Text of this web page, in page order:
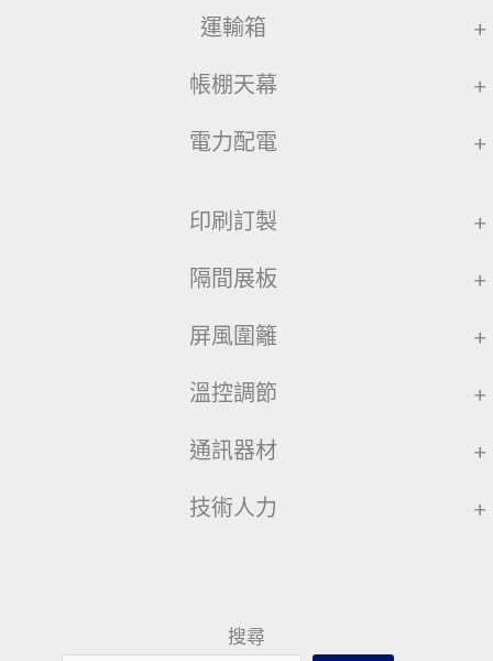
運輸箱 +
帳棚天幕 +
電力配電 +
印刷訂製 +
隔間展板 +
屏風圍籬 +
溫控調節 +
通訊器材 +
技術人力 +
搜尋